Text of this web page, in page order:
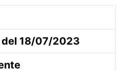
del 18/07/2023